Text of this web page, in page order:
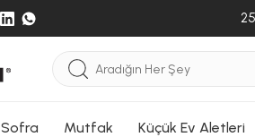
Sofra Mutfak Küçük Ev Aletleri